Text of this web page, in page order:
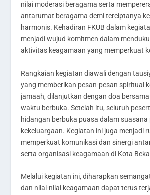
nilai moderasi beragama serta
antarumat beragama demi terciptanya
harmonis. Kehadiran FKUB dalam
menjadi wujud komitmen dalam
aktivitas keagamaan yang memperkuat
Rangkaian kegiatan diawali dengan
yang memberikan pesan-pesan spiritual
jamaah, dilanjutkan dengan doa
waktu berbuka. Setelah itu, seluruh
hidangan berbuka puasa dalam suasana
kekeluargaan. Kegiatan ini juga menjadi
memperkuat komunikasi dan sinergi
serta organisasi keagamaan di Kota
Melalui kegiatan ini, diharapkan
dan nilai-nilai keagamaan dapat terus